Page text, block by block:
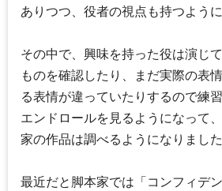
ありつつ、役者の視点も持つように
その中で、興味を持った役は演じ
ものを確認したり、まだ実際の表
る表情が違っていたりするので練
エンドロールを見るようになって
家の作品は調べるようになりました
最近だと脚本家では「コンフィデ